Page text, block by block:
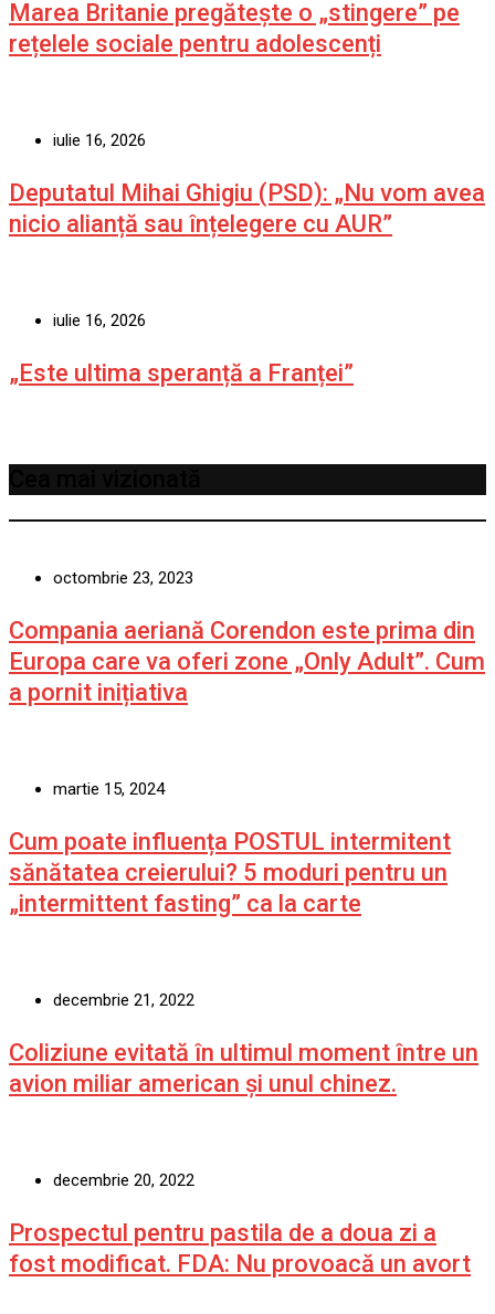
Marea Britanie pregătește o „stingere” pe
rețelele sociale pentru adolescenți
iulie 16, 2026
Deputatul Mihai Ghigiu (PSD): „Nu vom avea
nicio alianță sau înțelegere cu AUR”
iulie 16, 2026
„Este ultima speranță a Franței”
octombrie 23, 2023
Compania aeriană Corendon este prima din
Europa care va oferi zone „Only Adult”. Cum
a pornit inițiativa
martie 15, 2024
Cum poate influența POSTUL intermitent
sănătatea creierului? 5 moduri pentru un
„intermittent fasting” ca la carte
decembrie 21, 2022
Coliziune evitată în ultimul moment între un
avion miliar american şi unul chinez.
decembrie 20, 2022
Prospectul pentru pastila de a doua zi a
fost modificat. FDA: Nu provoacă un avort